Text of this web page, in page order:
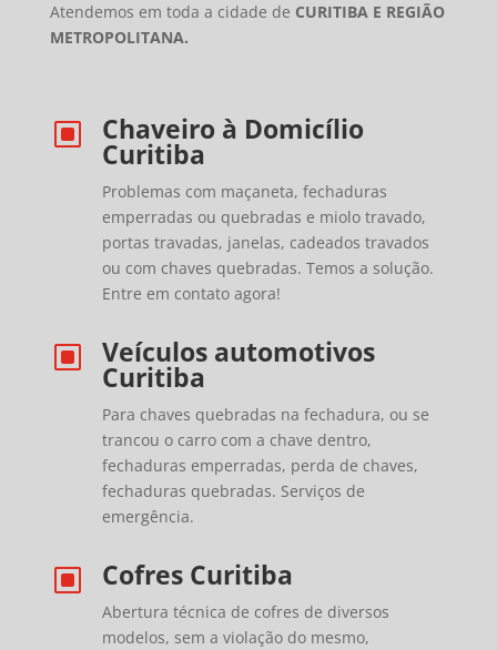
Atendemos em toda a cidade de CURITIBA E REGIÃO
METROPOLITANA.
W Chaveiro à Domicílio
Curitiba
Problemas com maçaneta, fechaduras
emperradas ou quebradas e miolo travado,
portas travadas, janelas, cadeados travados
ou com chaves quebradas. Temos a solução.
Entre em contato agora!
W Veículos automotivos
Curitiba
Para chaves quebradas na fechadura, ou se
trancou o carro com a chave dentro,
fechaduras emperradas, perda de chaves,
fechaduras quebradas. Serviços de
emergência.
W Cofres Curitiba
Abertura técnica de cofres de diversos
modelos, sem a violação do mesmo,